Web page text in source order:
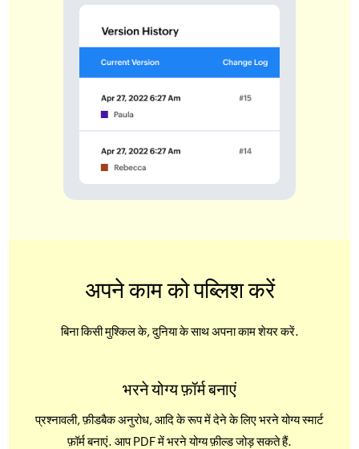
अपने काम को पब्लिश करें
बिना किसी मुश्किल के, दुनिया के साथ अपना काम शेयर करें.
भरने योग्य फ़ॉर्म बनाएं
प्रश्नावली, फ़ीडबैक अनुरोध, आदि के रूप में देने के लिए भरने योग्य स्मार्ट
फ़ॉर्म बनाएं. आप PDF में भरने योग्य फ़ील्ड जोड़ सकते हैं.